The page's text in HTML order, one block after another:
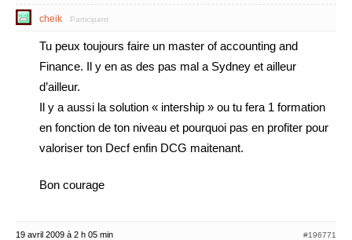
cheik Participant
Tu peux toujours faire un master of accounting and
Finance. Il y en as des pas mal a Sydney et ailleur
d’ailleur.
Il y a aussi la solution « intership » ou tu fera 1 formation
en fonction de ton niveau et pourquoi pas en profiter pour
valoriser ton Decf enfin DCG maitenant.
Bon courage
19 avril 2009 à 2 h 05 min #196771